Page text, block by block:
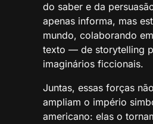
do saber e da
apenas informa, mas
mundo, colaborando
texto — de storytelling
imaginários ficcionais.
Juntas, essas forças
ampliam o império
americano: elas o